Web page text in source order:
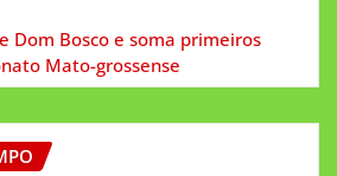
Dom Bosco e soma primeiros
Mato-grossense